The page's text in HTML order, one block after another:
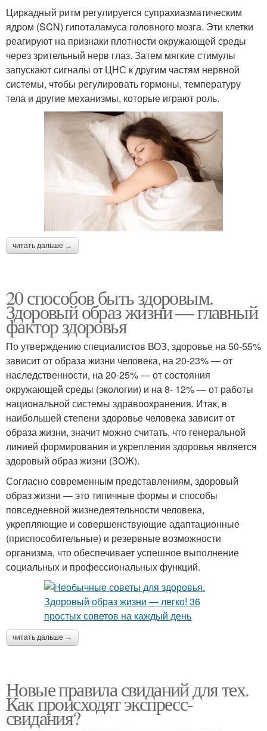
Циркадный ритм регулируется супрахиазматическим
ядром (SCN) гипоталамуса головного мозга. Эти клетки
реагируют на признаки плотности окружающей среды
через зрительный нерв глаз. Затем мягкие стимулы
запускают сигналы от ЦНС к другим частям нервной
системы, чтобы регулировать гормоны, температуру
тела и другие механизмы, которые играют роль.
читать дальше →
20 способов быть здоровым.
Здоровый образ жизни — главный
фактор здоровья
По утверждению специалистов ВОЗ, здоровье на 50-55%
зависит от образа жизни человека, на 20-23% — от
наследственности, на 20-25% — от состояния
окружающей среды (экологии) и на 8- 12% — от работы
национальной системы здравоохранения. Итак, в
наибольшей степени здоровье человека зависит от
образа жизни, значит можно считать, что генеральной
линией формирования и укрепления здоровья является
здоровый образ жизни (ЗОЖ).
Согласно современным представлениям, здоровый
образ жизни — это типичные формы и способы
повседневной жизнедеятельности человека,
укрепляющие и совершенствующие адаптационные
(приспособительные) и резервные возможности
организма, что обеспечивает успешное выполнение
социальных и профессиональных функций.
читать дальше →
Новые правила свиданий для тех.
Как происходят экспресс-
свидания?